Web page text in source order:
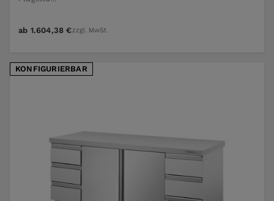
ab 1.604,38 €zzgl. MwSt.
KONFIGURIERBAR